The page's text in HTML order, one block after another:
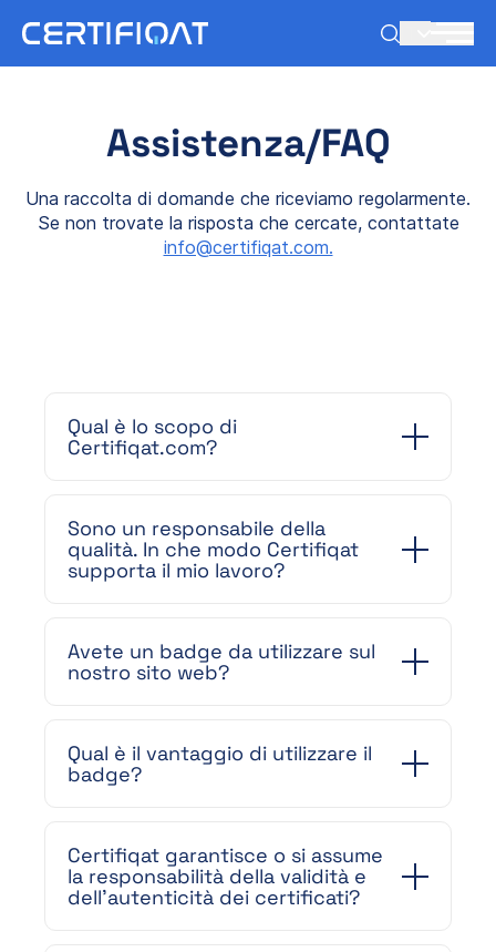
Assistenza/FAQ
Una raccolta di domande che riceviamo regolarmente.
Se non trovate la risposta che cercate, contattate
info@certifiqat.com.
Qual è lo scopo di
Certifiqat.com?
Sono un responsabile della
qualità. In che modo Certifiqat
supporta il mio lavoro?
Avete un badge da utilizzare sul
nostro sito web?
Qual è il vantaggio di utilizzare il
badge?
Certifiqat garantisce o si assume
la responsabilità della validità e
dell’autenticità dei certificati?